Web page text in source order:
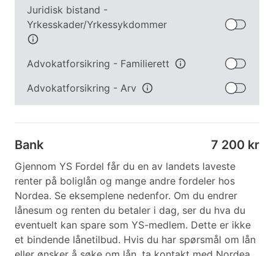
Juridisk bistand -
Yrkesskader/Yrkessykdommer
info
Advokatforsikring - Familierett info
Advokatforsikring - Arv info
Bank 7 200 kr
Gjennom YS Fordel får du en av landets laveste
renter på boliglån og mange andre fordeler hos
Nordea. Se eksemplene nedenfor. Om du endrer
lånesum og renten du betaler i dag, ser du hva du
eventuelt kan spare som YS-medlem. Dette er ikke
et bindende lånetilbud. Hvis du har spørsmål om lån